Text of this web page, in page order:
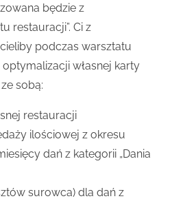
będzie z
restauracji”. Ci z
podczas warsztatu
własnej karty
sobą:
restauracji
ilościowej z okresu
dań z kategorii „Dania
surowca) dla dań z